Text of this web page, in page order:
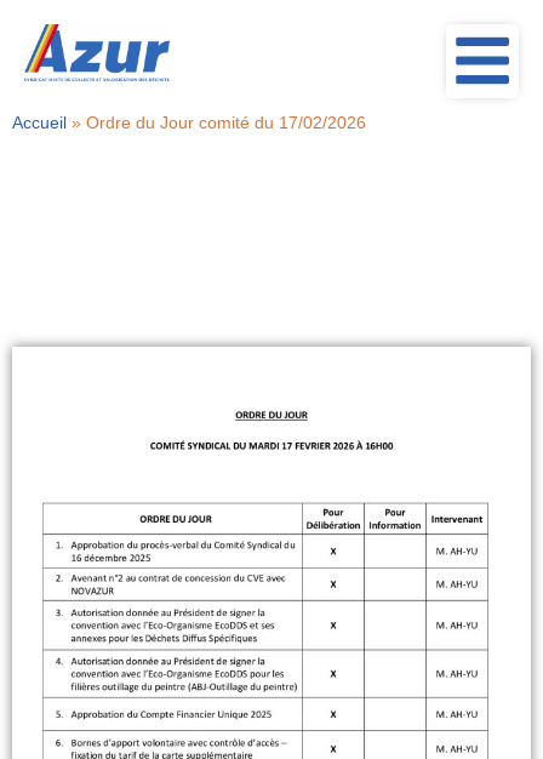
Accueil » Ordre du Jour comité du 17/02/2026